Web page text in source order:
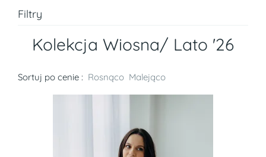
Filtry
Kolekcja Wiosna/ Lato '26
Sortuj po cenie : Rosnąco Malejąco